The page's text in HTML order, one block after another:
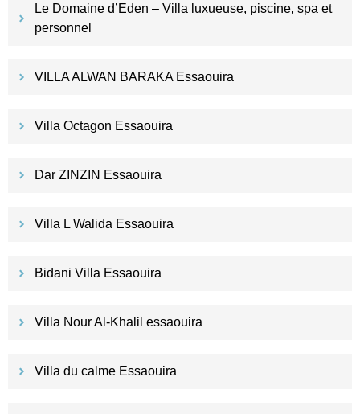
Le Domaine d’Eden – Villa luxueuse, piscine, spa et
personnel
VILLA ALWAN BARAKA Essaouira
Villa Octagon Essaouira
Dar ZINZIN Essaouira
Villa L Walida Essaouira
Bidani Villa Essaouira
Villa Nour Al-Khalil essaouira
Villa du calme Essaouira